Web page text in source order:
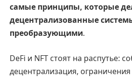
самые принципы, которые
децентрализованные
преобразующими.
DeFi и NFT стоят на распутье:
децентрализация,